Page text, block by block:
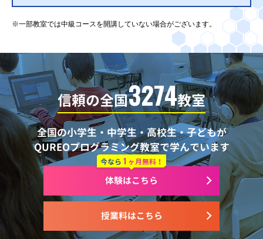
※一部教室では中級コースを開講していない場合がございます。
信頼の全国3274教室
全国の小学生・中学生・高校生・子どもが
QUREOプログラミング教室で学んでいます
授業料はこちら
今なら 1 ヶ月無料！
体験はこちら